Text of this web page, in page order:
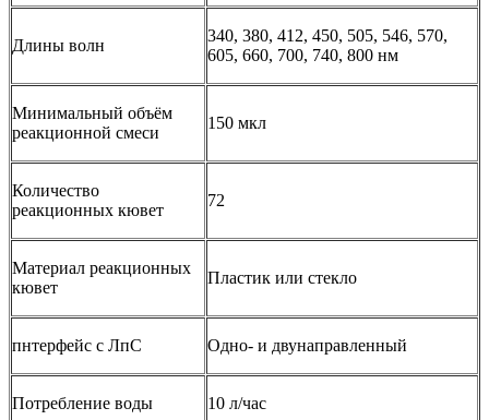
Длины волн
340, 380, 412, 450, 505, 546, 570,
605, 660, 700, 740, 800 нм
Минимальный объём
реакционной смеси
150 мкл
Количество
реакционных кювет
72
Материал реакционных
кювет
Пластик или стекло
пнтерфейс с ЛпС Одно- и двунаправленный
Потребление воды 10 л/час